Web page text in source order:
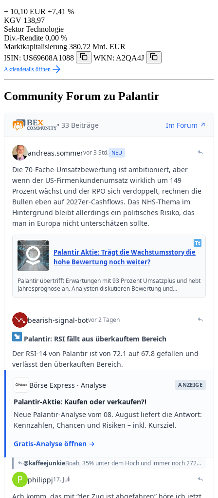
+ 10,10 EUR +7,41 %
KGV 138,97
Sektor Technologie
Div.-Rendite 0,00 %
Marktkapitalisierung 380,72 Mrd. EUR
ISIN: US69608A1088
WKN: A2QA4J
Aktiendetails öffnen
Community Forum zu Palantir